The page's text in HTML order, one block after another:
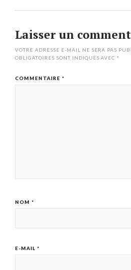
Laisser un
VOTRE ADRESSE E-MAIL NE SERA PAS
OBLIGATOIRES SONT INDIQUÉS AVEC *
COMMENTAIRE *
NOM *
E-MAIL *